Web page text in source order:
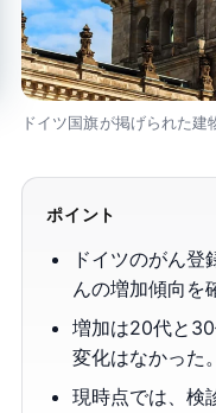
ドイツ国旗が掲げられた
ポイント
ドイツのがん
んの増加傾向を
増加は20代と
変化はなかった。
現時点では、検